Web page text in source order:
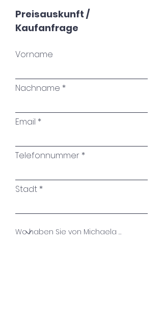
Preisauskunft /
Kaufanfrage
Vorname
Nachname
Email
Telefonnummer
Stadt